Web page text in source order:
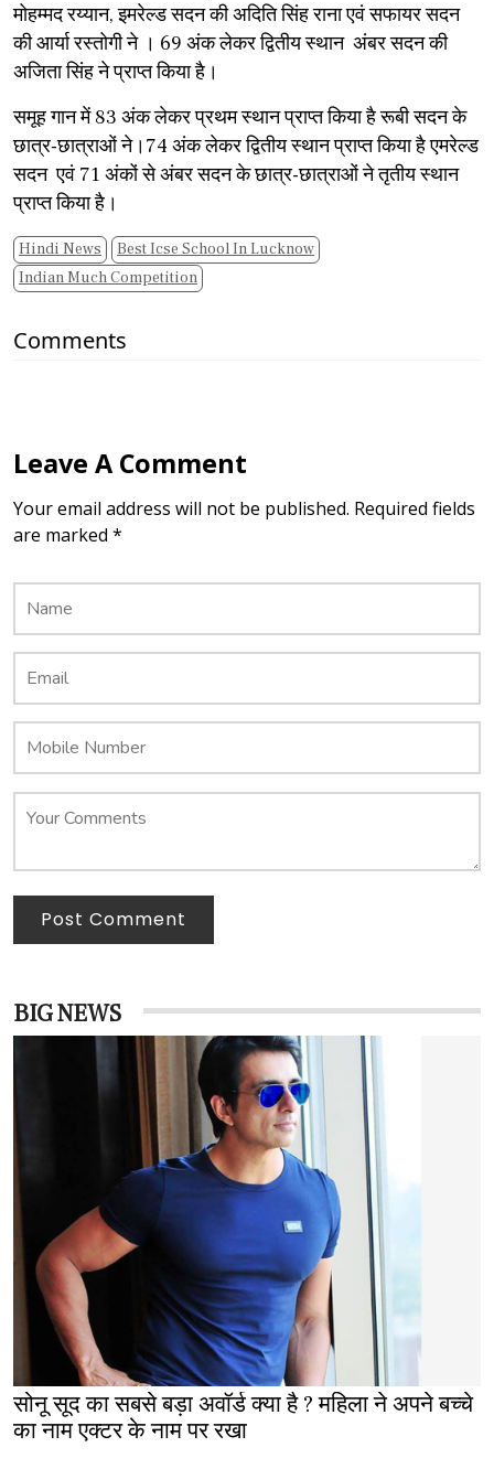
मोहम्मद रय्यान, इमरेल्ड सदन की अदिति सिंह राना एवं सफायर सदन
की आर्या रस्तोगी ने । 69 अंक लेकर द्वितीय स्थान अंबर सदन की
अजिता सिंह ने प्राप्त किया है।
समूह गान में 83 अंक लेकर प्रथम स्थान प्राप्त किया है रूबी सदन के
छात्र-छात्राओं ने।74 अंक लेकर द्वितीय स्थान प्राप्त किया है एमरेल्ड
सदन एवं 71 अंकों से अंबर सदन के छात्र-छात्राओं ने तृतीय स्थान
प्राप्त किया है।
Hindi News
Best Icse School In Lucknow
Indian Much Competition
Comments
Leave A Comment
Your email address will not be published. Required fields
are marked *
Post Comment
BIG NEWS
सोनू सूद का सबसे बड़ा अवॉर्ड क्या है ? महिला ने अपने बच्चे
का नाम एक्टर के नाम पर रखा